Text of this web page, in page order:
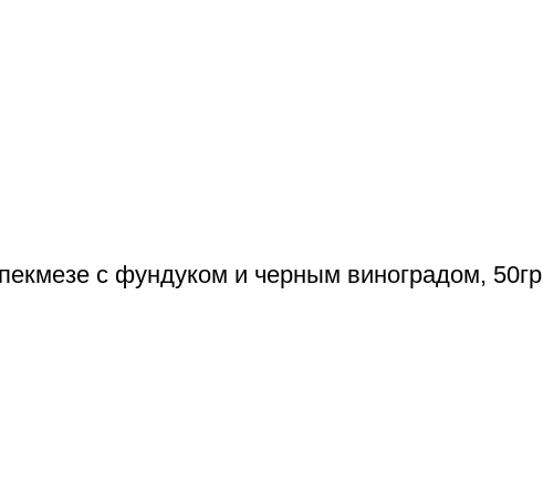
с фундуком и черным виноградом, 50гр